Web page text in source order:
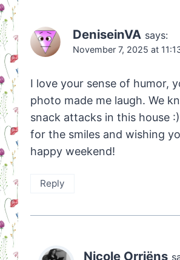
DeniseinVA says:
November 7, 2025 at
I love your sense of humor,
photo made me laugh. We
snack attacks in this house
for the smiles and wishing
happy weekend!
Reply
Nicole Orriëns